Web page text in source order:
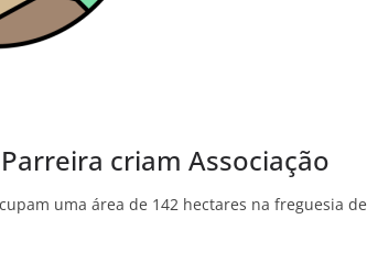
criam Associação
uma área de 142 hectares na freguesia de